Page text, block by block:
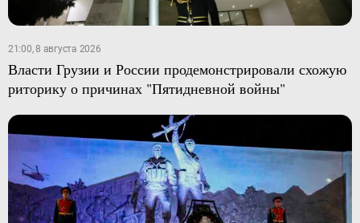
21:00, 8 августа 2026
Власти Грузии и России продемонстрировали схожую
риторику о причинах "Пятидневной войны"